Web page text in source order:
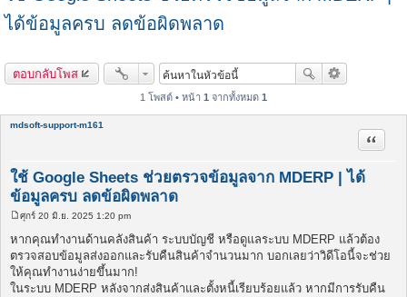
g
ได้ข้อมูลครบ ลดข้อผิดพลาด
ตอบกลับโพส
1 โพสต์ • หน้า 1 จากทั้งหมด 1
mdsoft-support-m161
ใช้ Google Sheets ช่วยตรวจข้อมูลจาก MDERP | ได้
ข้อมูลครบ ลดข้อผิดพลาด
อ้างคำ
โ
พ
ส
ต์
ศุกร์ 20 มิ.ย. 2025 1:20 pm
หากคุณทำงานด้านคลังสินค้า ระบบบัญชี หรือดูแลระบบ MDERP แล้วต้อง
ตรวจสอบข้อมูลส่งออกและรับคืนสินค้าจำนวนมาก บอกเลยว่าวิดีโอนี้จะช่วย
ให้คุณทำงานง่ายขึ้นมาก!
ในระบบ MDERP หลังจากส่งสินค้าและตั้งหนี้เรียบร้อยแล้ว หากมีการรับคืน